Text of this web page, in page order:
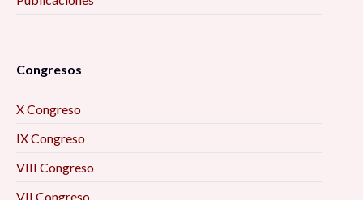
Congresos
X Congreso
IX Congreso
VIII Congreso
VII Congreso